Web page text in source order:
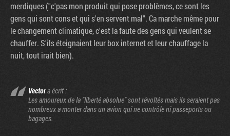
merdiques ("c'pas mon produit qui pose problèmes, ce sont les
gens qui sont cons et qui s'en servent mal". Ca marche même pour
le changement climatique, c'est la faute des gens qui veulent se
chauffer. S'ils éteignaient leur box internet et leur chauffage la
nuit, tout irait bien).
Vectora écrit :
Les amoureux de la "liberté absolue" sont révoltés mais ils seraient pas
nombreux a monter dans un avion qui ne contrôle ni passeports ou
bagages.